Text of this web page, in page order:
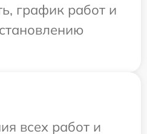
график работ и
всех работ и